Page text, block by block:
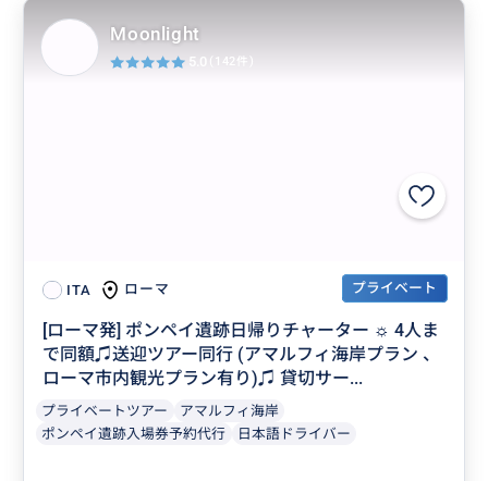
ITA ローマ プライベート
[ローマ発] ポンペイ遺跡日帰りチャーター ☼ 4人ま
で同額♫送迎ツアー同行 (アマルフィ海岸プラン 、
ローマ市内観光プラン有り)♫ 貸切サー...
プライベートツアー
アマルフィ海岸
ポンペイ遺跡入場券予約代行
日本語ドライバー
Moonlight
5.0 (142件)